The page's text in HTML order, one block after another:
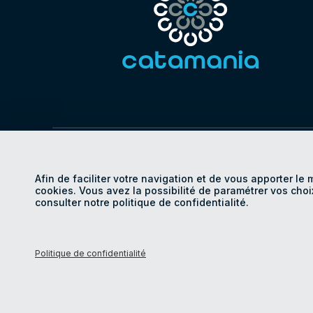
Afin de faciliter votre navigation et de vous apporter le
cookies. Vous avez la possibilité de paramétrer vos
consulter notre politique de confidentialité.
Politique de confidentialité
CertificationsPolitique